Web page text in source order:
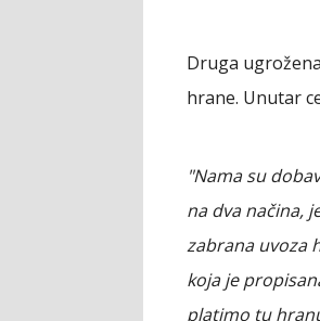
Druga
hrane. Unutar
"Nama su
na dva načina,
zabrana uvoza
koja je
platimo tu